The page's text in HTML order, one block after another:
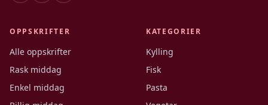
OPPSKRIFTER
Alle oppskrifter
Rask middag
Enkel middag
KATEGORIER
Kylling
Fisk
Pasta